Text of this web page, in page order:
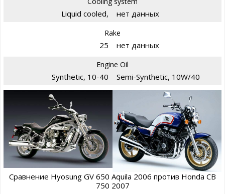
Liquid cooled, нет данных
Rake
25 нет данных
Engine Oil
Synthetic, 10-40 Semi-Synthetic, 10W/40
Сравнение Hyosung GV 650 Aquila 2006 против Honda CB
750 2007